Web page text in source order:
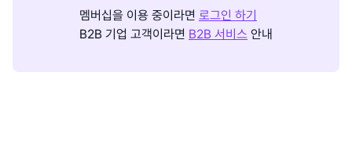
멤버십을 이용 중이라면 로그인 하기
B2B 기업 고객이라면 B2B 서비스 안내